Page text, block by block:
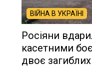
ВІЙНА В УКРАЇНІ
Росіяни
касетними
двоє загиблих